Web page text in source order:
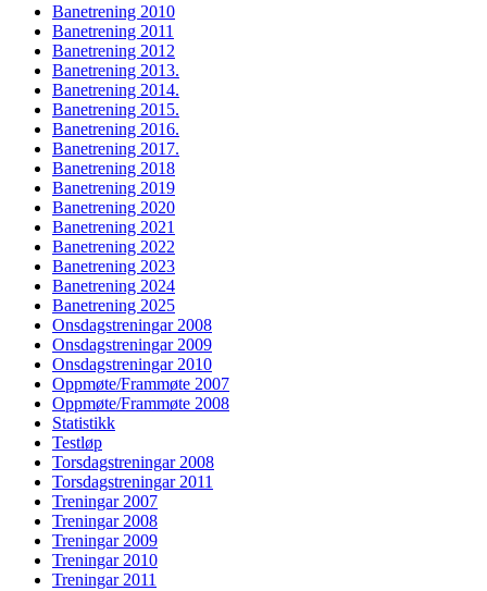
Banetrening 2010
Banetrening 2011
Banetrening 2012
Banetrening 2013.
Banetrening 2014.
Banetrening 2015.
Banetrening 2016.
Banetrening 2017.
Banetrening 2018
Banetrening 2019
Banetrening 2020
Banetrening 2021
Banetrening 2022
Banetrening 2023
Banetrening 2024
Banetrening 2025
Onsdagstreningar 2008
Onsdagstreningar 2009
Onsdagstreningar 2010
Oppmøte/Frammøte 2007
Oppmøte/Frammøte 2008
Statistikk
Testløp
Torsdagstreningar 2008
Torsdagstreningar 2011
Treningar 2007
Treningar 2008
Treningar 2009
Treningar 2010
Treningar 2011